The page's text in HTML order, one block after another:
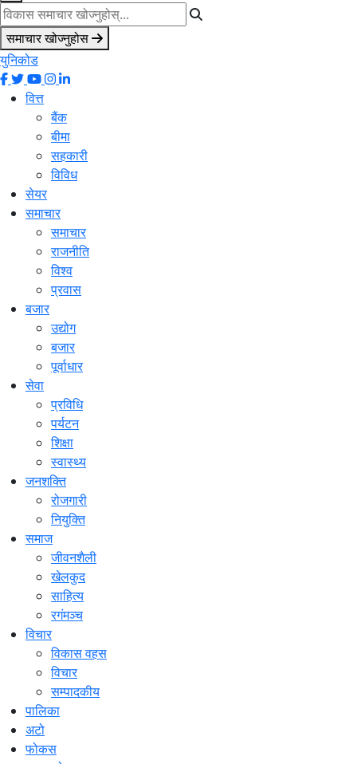
समाचार खोज्नुहोस
युनिकोड
वित्त
बैंक
बीमा
सहकारी
विविध
सेयर
समाचार
समाचार
राजनीति
विश्व
प्रवास
बजार
उद्योग
बजार
पूर्वाधार
सेवा
प्रविधि
पर्यटन
शिक्षा
स्वास्थ्य
जनशक्ति
रोजगारी
नियुक्ति
समाज
जीवनशैली
खेलकुद
साहित्य
रगंमञ्च
विचार
विकास वहस
विचार
सम्पादकीय
पालिका
अटो
फोकस